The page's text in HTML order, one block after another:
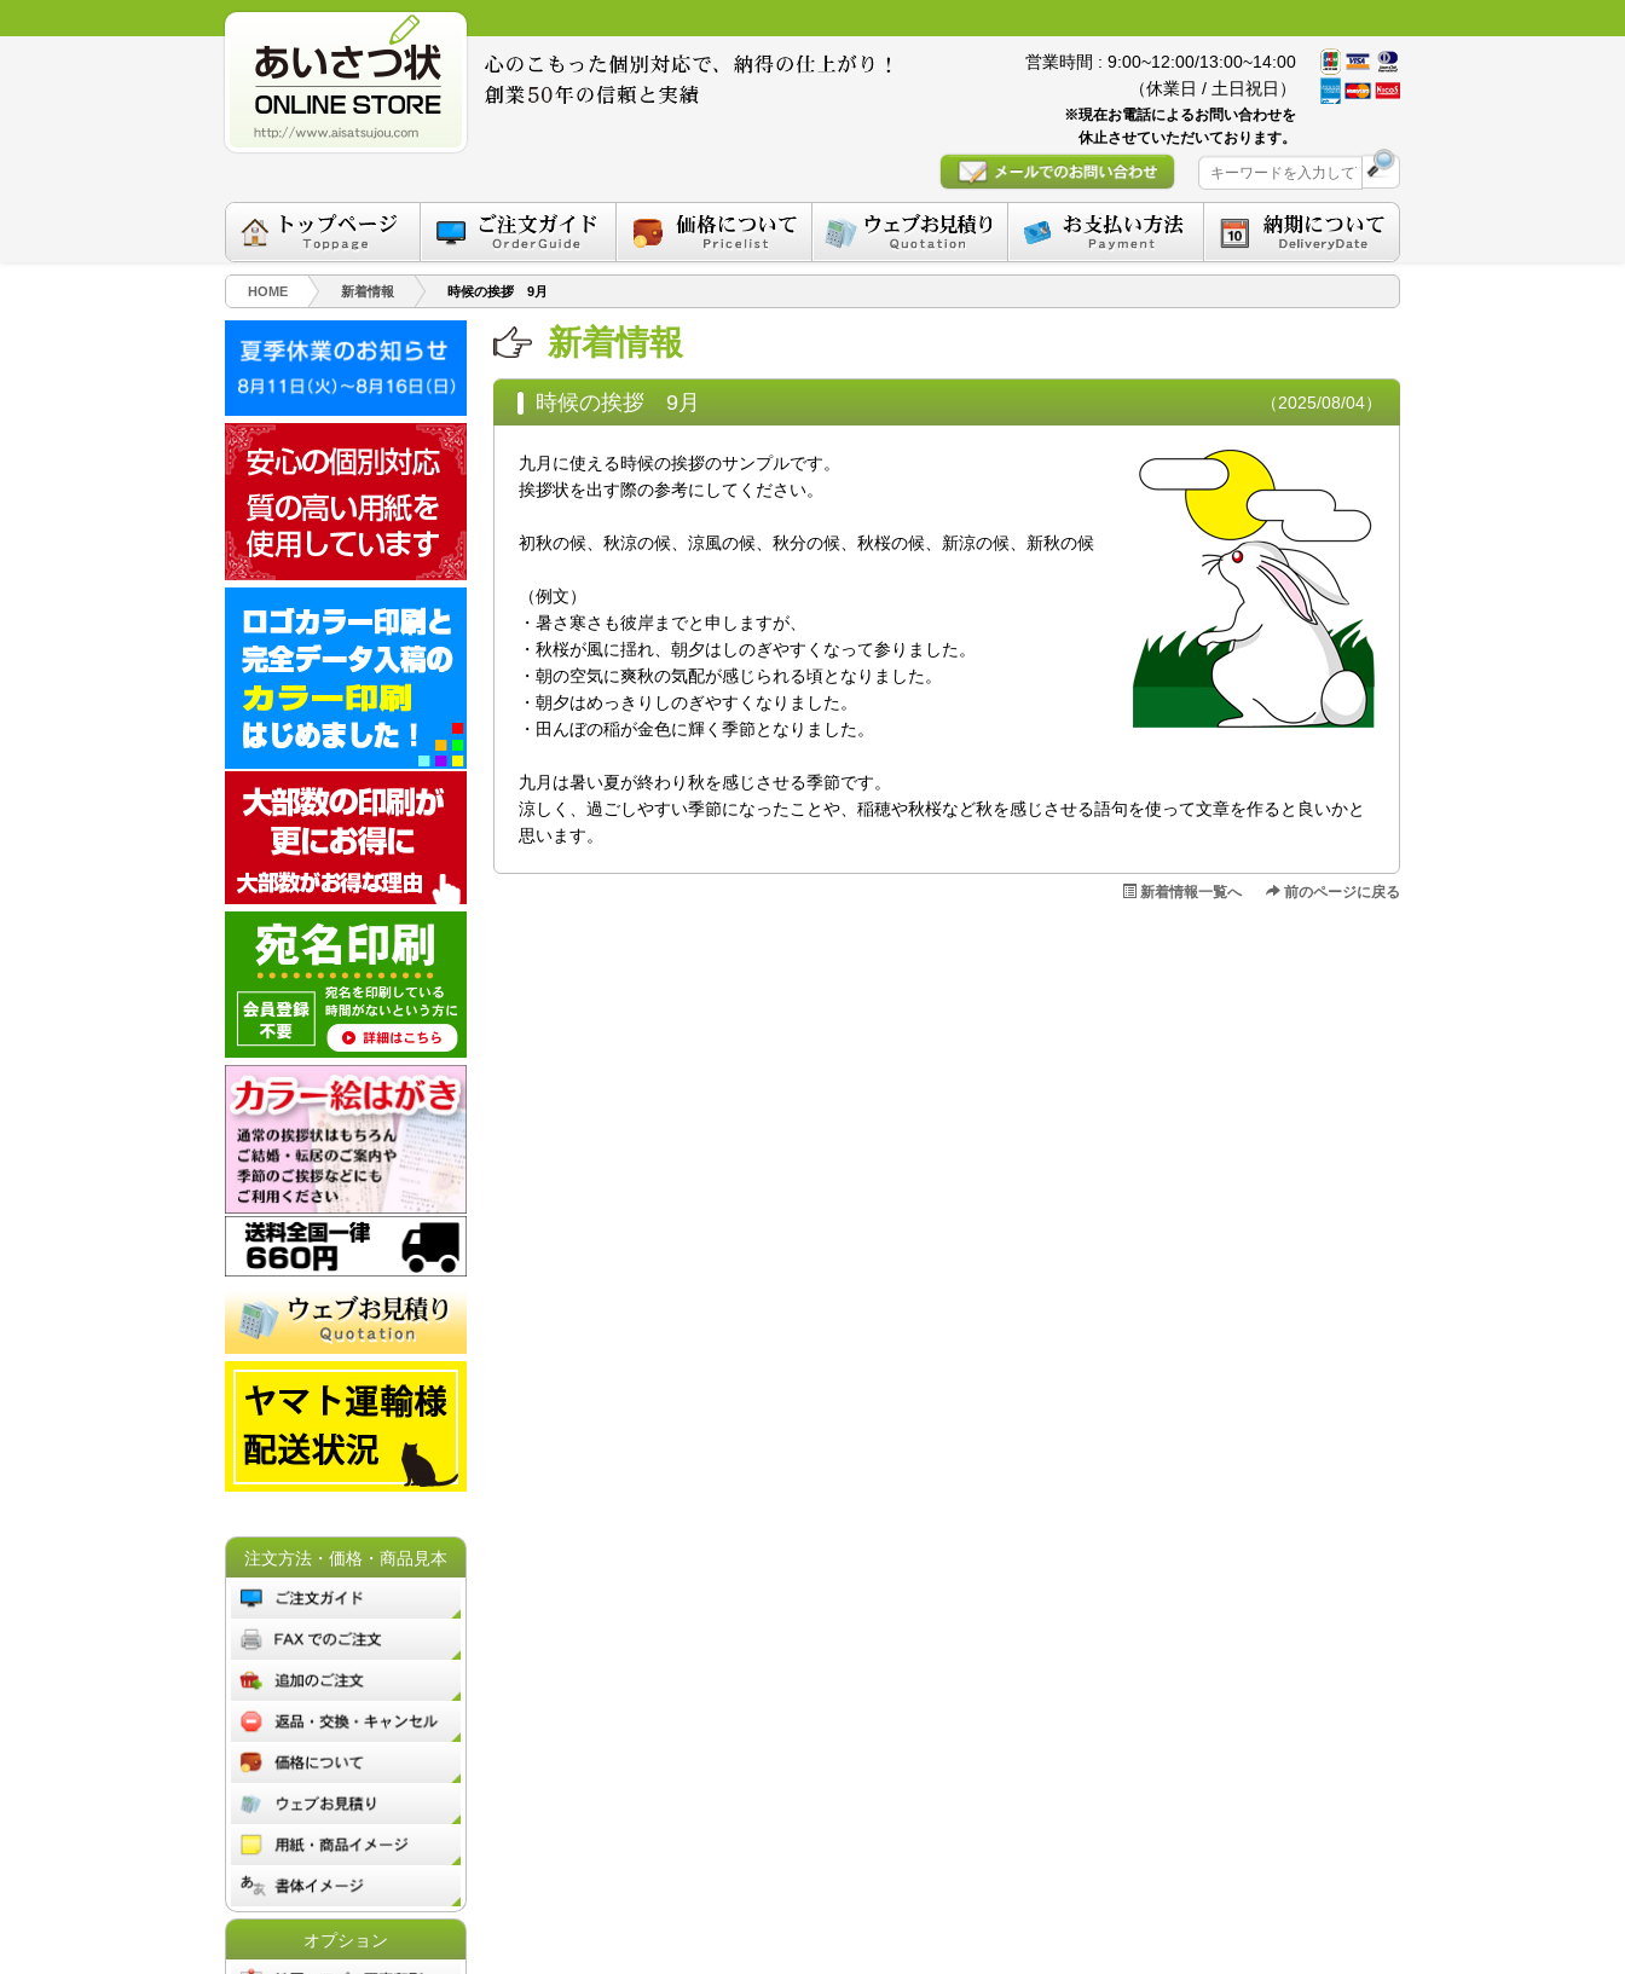
営業時間 : 9:00~12:00/13:00~14:00
（休業日 / 土日祝日）
※現在お電話によるお問い合わせを
休止させていただいております。
HOME 新着情報 時候の挨拶 9月
新着情報
時候の挨拶 9月 （2025/08/04）
九月に使える時候の挨拶のサンプルです。
挨拶状を出す際の参考にしてください。
初秋の候、秋涼の候、涼風の候、秋分の候、秋桜の候、新涼の候、新秋の候
（例文）
・暑さ寒さも彼岸までと申しますが、
・秋桜が風に揺れ、朝夕はしのぎやすくなって参りました。
・朝の空気に爽秋の気配が感じられる頃となりました。
・朝夕はめっきりしのぎやすくなりました。
・田んぼの稲が金色に輝く季節となりました。
九月は暑い夏が終わり秋を感じさせる季節です。
涼しく、過ごしやすい季節になったことや、稲穂や秋桜など秋を感じさせる語句を使って文章を作ると良いかと
思います。
新着情報一覧へ 前のページに戻る
注文方法・価格・商品見本
オプション